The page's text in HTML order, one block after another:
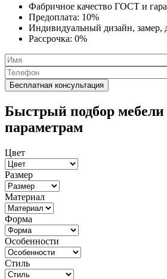
Фабричное качество ГОСТ и
Предоплата: 10%
Индивидуальный дизайн, замер,
Рассрочка: 0%
Быстрый подбор мебели
параметрам
Цвет
Размер
Материал
Форма
Особенности
Стиль